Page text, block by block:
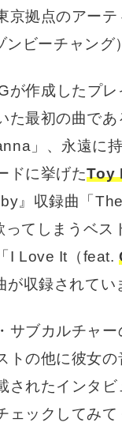
京拠点のアーテ
ンビーチャング
が作成したプレ
た最初の曲であ
」、永遠に
ドに挙げたToy
』収録曲「
てしまうベス
「I Love It（feat.
収録されてい
サブカルチャー
トの他に彼女の
されたインタビ
ェックしてみて